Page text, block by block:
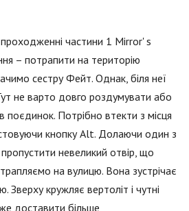
частини 1 Mirror' s
– потрапити на територію
сестру Фейт. Однак, біля неї
не варто довго роздумувати або
поєдинок. Потрібно втекти з місця
кнопку Alt. Долаючи один з
пропустити невеликий отвір, що
на вулицю. Вона зустрічає
кружляє вертоліт і чутні
доставити більше